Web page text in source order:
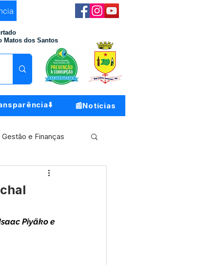
Matos dos Santos
📰Notícias
Gestão e Finanças
Meio Ambiente
Piyãko e